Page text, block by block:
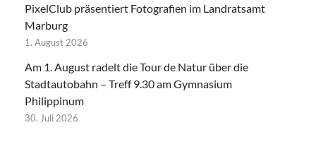
PixelClub präsentiert Fotografien im Landratsamt
Marburg
1. August 2026
Am 1. August radelt die Tour de Natur über die
Stadtautobahn – Treff 9.30 am Gymnasium
Philippinum
30. Juli 2026